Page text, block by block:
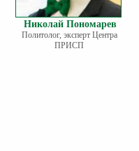
Николай Пономарев
Политолог, эксперт Центра
ПРИСП